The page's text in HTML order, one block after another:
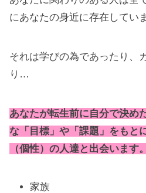
にあなたの身近に存在してい
それは学びの為であったり、
り…
あなたが転生前に自分で決め
な「目標」や「課題」をもと
（個性）の人達と出会います。
家族